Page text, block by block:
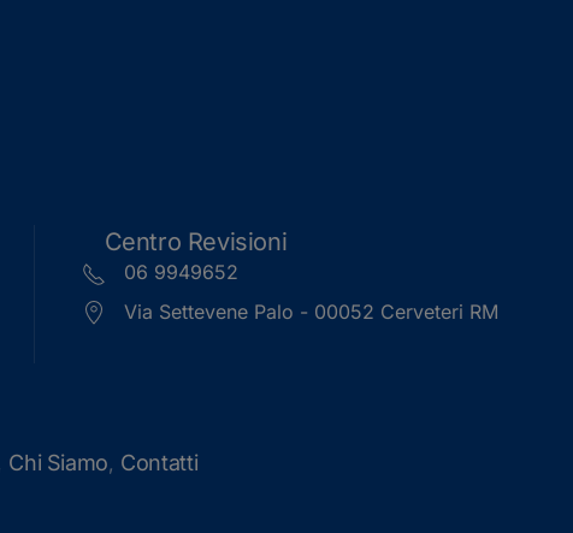
Centro Revisioni
06 9949652
Via Settevene Palo - 00052 Cerveteri RM
Chi Siamo, Contatti